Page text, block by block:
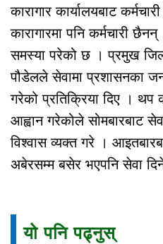
कारागार कार्यालयबाट
कारागारमा पनि कर्मचारी
समस्या परेको छ । प्रमुख
पौडेलले सेवामा प्रशासनका
गरेको प्रतिक्रिया दिए । थप
आह्वान गरेकोले सोमबारबाट
विश्वास व्यक्त गरे ।
अबेरसम्म बसेर भएपनि सेवा
यो पनि पढ्नुस्